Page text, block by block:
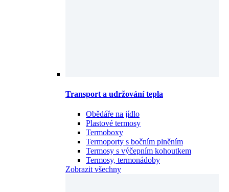
Transport a udržování tepla
Obědáře na jídlo
Plastové termosy
Termoboxy
Termoporty s bočním plněním
Termosy s výčepním kohoutkem
Termosy, termonádoby
Zobrazit všechny